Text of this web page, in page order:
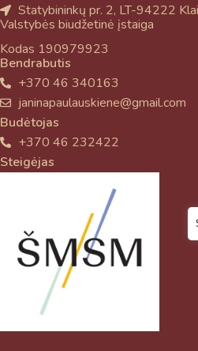
Statybininkų pr. 2, LT-94222
Valstybės biudžetinė įstaiga
Kodas 190979923
Bendrabutis
+370 46 340163
janinapaulauskiene@gmail.com
Budėtojas
+370 46 232422
Steigėjas